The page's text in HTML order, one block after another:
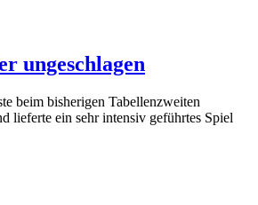
ungeschlagen
beim bisherigen Tabellenzweiten
lieferte ein sehr intensiv geführtes Spiel